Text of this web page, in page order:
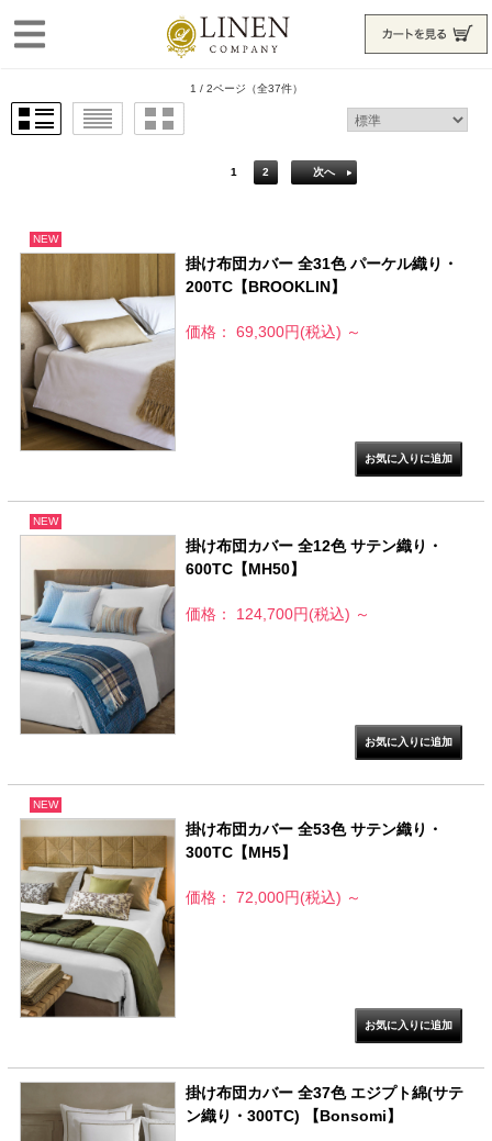
1 / 2ページ （全37件）
1 2 次へ
NEW
掛け布団カバー 全31色 パーケル織り・
200TC【BROOKLIN】
価格： 69,300円(税込) ～
NEW
掛け布団カバー 全12色 サテン織り・
600TC【MH50】
価格： 124,700円(税込) ～
NEW
掛け布団カバー 全53色 サテン織り・
300TC【MH5】
価格： 72,000円(税込) ～
掛け布団カバー 全37色 エジプト綿(サテ
ン織り・300TC) 【Bonsomi】